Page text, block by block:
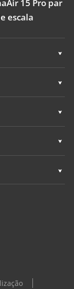
15 Pro par
escala